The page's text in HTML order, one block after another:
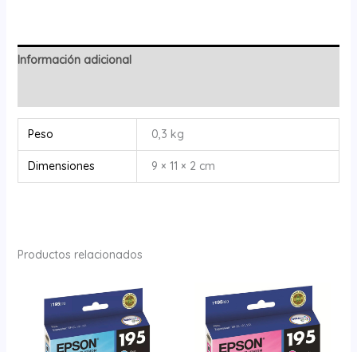
Información adicional
Peso 0,3 kg
Dimensiones 9 × 11 × 2 cm
Productos relacionados